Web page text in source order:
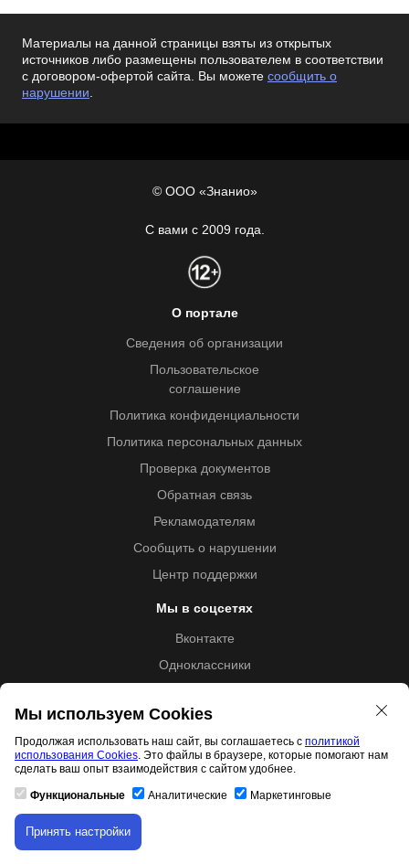
Материалы на данной страницы взяты из открытых
источников либо размещены пользователем в соответствии
с договором-офертой сайта. Вы можете сообщить о
нарушении.
Скачивание материала доступно только для
авторизованных пользователей.
© ООО «Знанио»
С вами с 2009 года.
О портале
Сведения об организации
Пользовательское
соглашение
Политика конфиденциальности
Политика персональных данных
Проверка документов
Обратная связь
Рекламодателям
Сообщить о нарушении
Центр поддержки
Мы в соцсетях
Вконтакте
Одноклассники
Образовательная лицензия №5257 от 09.09.2020 (Л035-
01253-67/00192487)
Свидетельство правообладателя товарного знака 11.01.2017
Мы используем Cookies
Продолжая использовать наш сайт, вы соглашаетесь с политикой
использования Cookies. Это файлы в браузере, которые помогают нам
сделать ваш опыт взаимодействия с сайтом удобнее.
Функциональные Аналитические Маркетинговые
Принять настройки